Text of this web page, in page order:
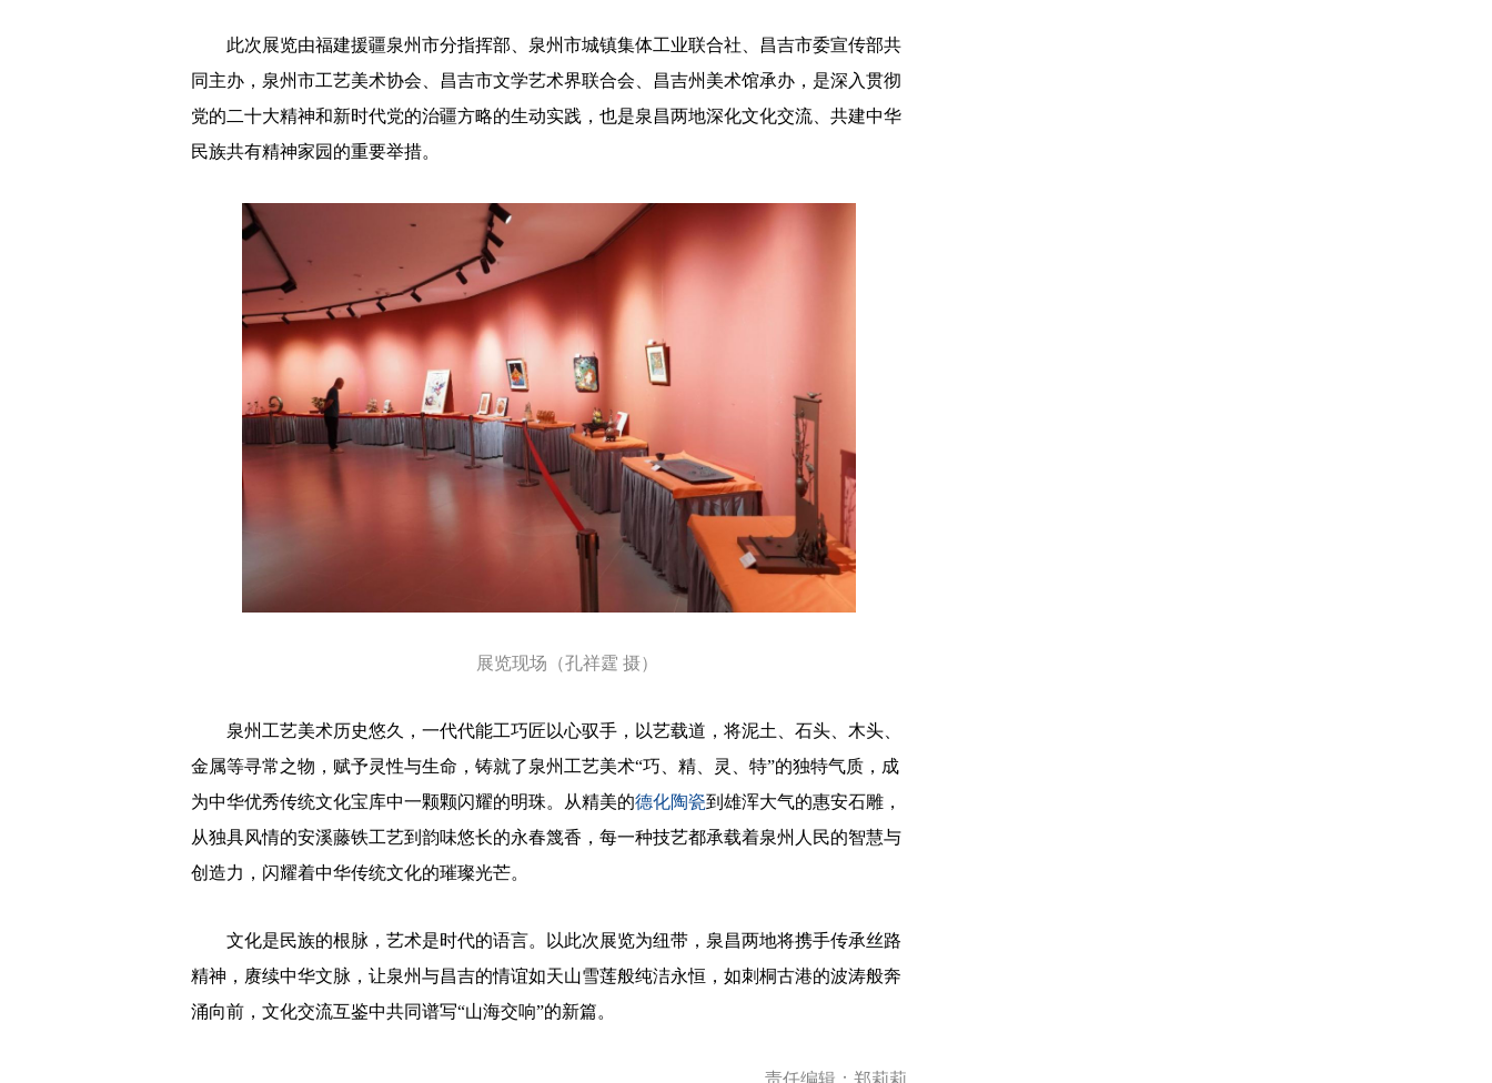
此次展览由福建援疆泉州市分指挥部、泉州市城镇集体工业联合社、昌吉市委宣传部共
同主办，泉州市工艺美术协会、昌吉市文学艺术界联合会、昌吉州美术馆承办，是深入贯彻
党的二十大精神和新时代党的治疆方略的生动实践，也是泉昌两地深化文化交流、共建中华
民族共有精神家园的重要举措。
展览现场（孔祥霆 摄）
泉州工艺美术历史悠久，一代代能工巧匠以心驭手，以艺载道，将泥土、石头、木头、
金属等寻常之物，赋予灵性与生命，铸就了泉州工艺美术“巧、精、灵、特”的独特气质，成
为中华优秀传统文化宝库中一颗颗闪耀的明珠。从精美的德化陶瓷到雄浑大气的惠安石雕，
从独具风情的安溪藤铁工艺到韵味悠长的永春篾香，每一种技艺都承载着泉州人民的智慧与
创造力，闪耀着中华传统文化的璀璨光芒。
文化是民族的根脉，艺术是时代的语言。以此次展览为纽带，泉昌两地将携手传承丝路
精神，赓续中华文脉，让泉州与昌吉的情谊如天山雪莲般纯洁永恒，如刺桐古港的波涛般奔
涌向前，文化交流互鉴中共同谱写“山海交响”的新篇。
责任编辑：郑莉莉